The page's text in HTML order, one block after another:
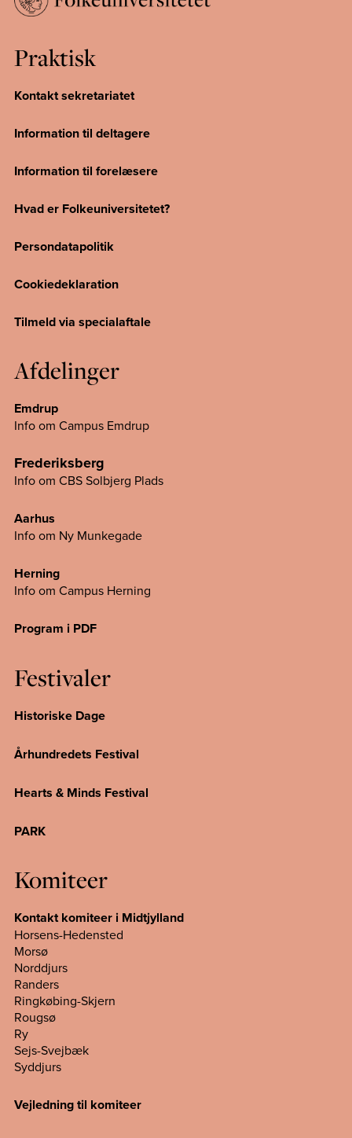
Praktisk
Kontakt sekretariatet
Information til deltagere
Information til forelæsere
Hvad er Folkeuniversitetet?
Persondatapolitik
Cookiedeklaration
Tilmeld via specialaftale
Afdelinger
Emdrup
Info om Campus Emdrup
Frederiksberg
Info om CBS Solbjerg Plads
Aarhus
Info om Ny Munkegade
Herning
Info om Campus Herning
Program i PDF
Festivaler
Historiske Dage
Århundredets Festival
Hearts & Minds Festival
PARK
Komiteer
Kontakt komiteer i Midtjylland
Horsens-Hedensted
Morsø
Norddjurs
Randers
Ringkøbing-Skjern
Rougsø
Ry
Sejs-Svejbæk
Syddjurs
Vejledning til komiteer